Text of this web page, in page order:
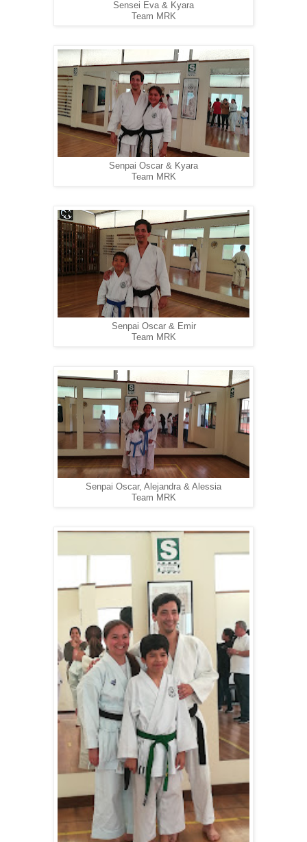
Sensei Eva & Kyara
Team MRK
Senpai Oscar & Kyara
Team MRK
Senpai Oscar & Emir
Team MRK
Senpai Oscar, Alejandra & Alessia
Team MRK